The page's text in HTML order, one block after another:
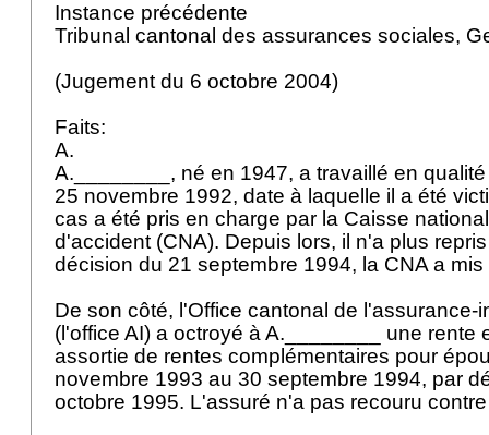
Instance précédente
Tribunal cantonal des assurances sociales,
(Jugement du 6 octobre 2004)
Faits:
A.
A.________, né en 1947, a travaillé en
25 novembre 1992, date à laquelle il a été
cas a été pris en charge par la Caisse
d'accident (CNA). Depuis lors, il n'a plus
décision du 21 septembre 1994, la CNA a
De son côté, l'Office cantonal de l'assurance-
(l'office AI) a octroyé à A.________ une rente
assortie de rentes complémentaires pour
novembre 1993 au 30 septembre 1994, par
octobre 1995. L'assuré n'a pas recouru